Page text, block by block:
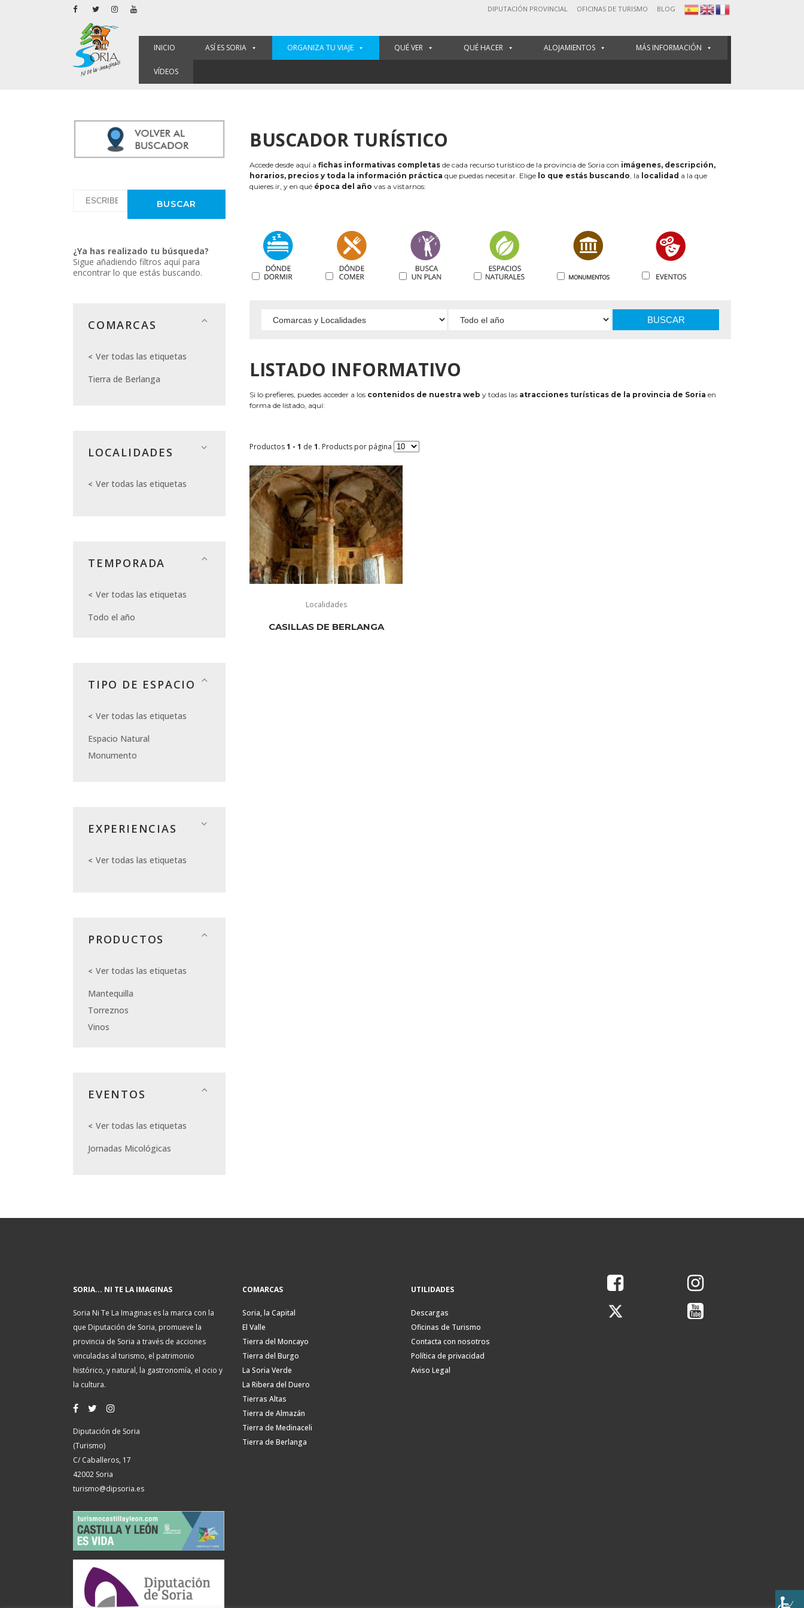
DIPUTACIÓN PROVINCIAL OFICINAS DE TURISMO BLOG
INICIO ASÍ ES SORIA ORGANIZA TU VIAJE QUÉ VER QUÉ HACER ALOJAMIENTOS MÁS INFORMACIÓN
VÍDEOS
¿Ya has realizado tu búsqueda?
Sigue añadiendo filtros aquí para
encontrar lo que estás buscando.
COMARCAS
Ver todas las etiquetas
Tierra de Berlanga
LOCALIDADES
Ver todas las etiquetas
TEMPORADA
Ver todas las etiquetas
Todo el año
TIPO DE ESPACIO
Ver todas las etiquetas
Espacio Natural
Monumento
EXPERIENCIAS
Ver todas las etiquetas
PRODUCTOS
Ver todas las etiquetas
Mantequilla
Torreznos
Vinos
EVENTOS
Ver todas las etiquetas
Jornadas Micológicas
BUSCADOR TURÍSTICO
Accede desde aquí a fichas informativas completas de cada recurso turístico de la provincia de Soria con imágenes, descripción,
horarios, precios y toda la información práctica que puedas necesitar. Elige lo que estás buscando, la localidad a la que
quieres ir, y en qué época del año vas a vistarnos:
BUSCAR
LISTADO INFORMATIVO
Si lo prefieres, puedes acceder a los contenidos de nuestra web y todas las atracciones turísticas de la provincia de Soria en
forma de listado, aquí:
Productos1 - 1 de 1. Products por página
Localidades
CASILLAS DE BERLANGA
SORIA... NI TE LA IMAGINAS
Soria Ni Te La Imaginas es la marca con la
que Diputación de Soria, promueve la
provincia de Soria a través de acciones
vinculadas al turismo, el patrimonio
histórico, y natural, la gastronomía, el ocio y
la cultura.
Diputación de Soria
(Turismo)
C/ Caballeros, 17
42002 Soria
turismo@dipsoria.es
COMARCAS
Soria, la Capital
El Valle
Tierra del Moncayo
Tierra del Burgo
La Soria Verde
La Ribera del Duero
Tierras Altas
Tierra de Almazán
Tierra de Medinaceli
Tierra de Berlanga
UTILIDADES
Descargas
Oficinas de Turismo
Contacta con nosotros
Política de privacidad
Aviso Legal